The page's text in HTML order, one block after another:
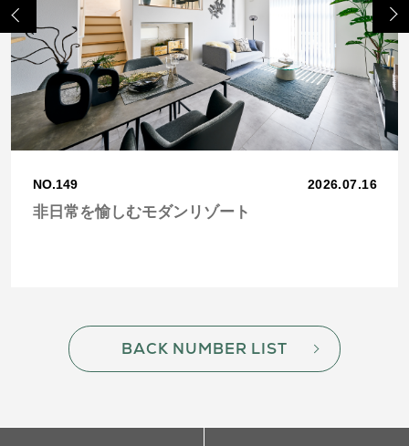
Previo
us
NO.149 2026.07.16
非日常を愉しむモダンリゾート
Next
BACK NUMBER LIST